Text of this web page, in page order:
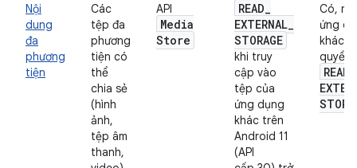
Nội
dung
đa
phương
tiện
Các
tệp đa
phương
tiện có
thể
chia sẻ
(hình
ảnh,
tệp âm
thanh,
API
Media
Store
READ_
EXTERNAL_
STORAGE
khi truy
cập vào
tệp của
ứng dụng
khác trên
Android 11
(API
Có,
ứng
khác
quyền
READ